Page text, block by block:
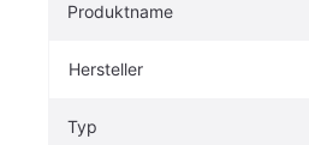
Produktname
Hersteller
Typ